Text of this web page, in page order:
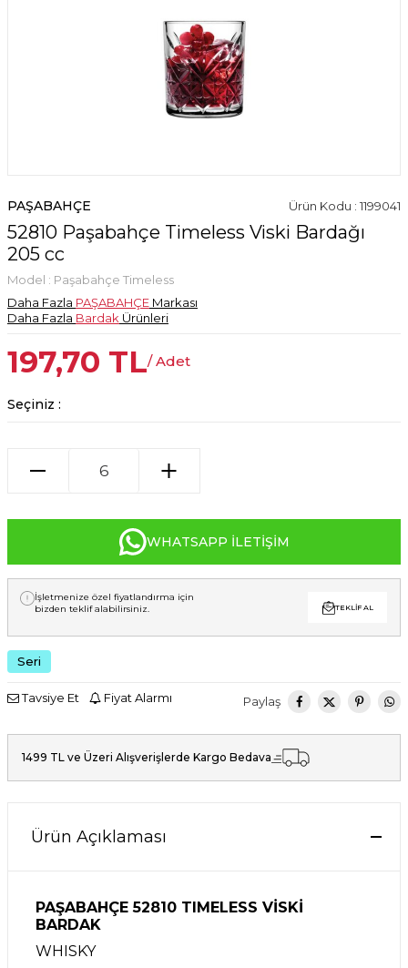
PAŞABAHÇE Ürün Kodu : 1199041
52810 Paşabahçe Timeless Viski Bardağı
205 cc
Model : Paşabahçe Timeless
Daha Fazla PAŞABAHÇE Markası
Daha Fazla Bardak Ürünleri
197,70 TL/ Adet
Seçiniz :
WHATSAPP İLETIŞIM
İşletmenize özel fiyatlandırma için
bizden teklif alabilirsiniz.
TEKLIF AL
Seri
Tavsiye Et Fiyat Alarmı Paylaş
1499 TL ve Üzeri Alışverişlerde Kargo Bedava
Ürün Açıklaması
PAŞABAHÇE 52810 TIMELESS VİSKİ
BARDAK
WHISKY